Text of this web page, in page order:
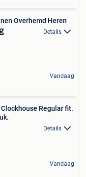
Overhemd Heren
Details
Vandaag
Regular fit.
Details
Vandaag